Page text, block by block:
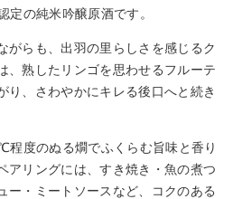
定の純米吟醸原酒です。
がらも、出羽の里らしさを感じるク
、熟したリンゴを思わせるフルーテ
り、さわやかにキレる後口へと続き
度のぬる燗でふくらむ旨味と香り
アリングには、すき焼き・魚の煮つ
ー・ミートソースなど、コクのある